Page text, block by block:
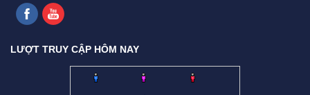
LƯỢT TRUY CẬP HÔM NAY